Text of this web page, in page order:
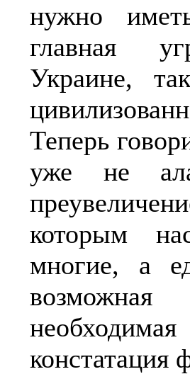
нужно
главная
Украине,
Теперь
уже не
которым
многие, а
необходимая
констатация